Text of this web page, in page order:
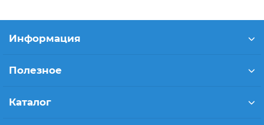
Информация
Полезное
Каталог